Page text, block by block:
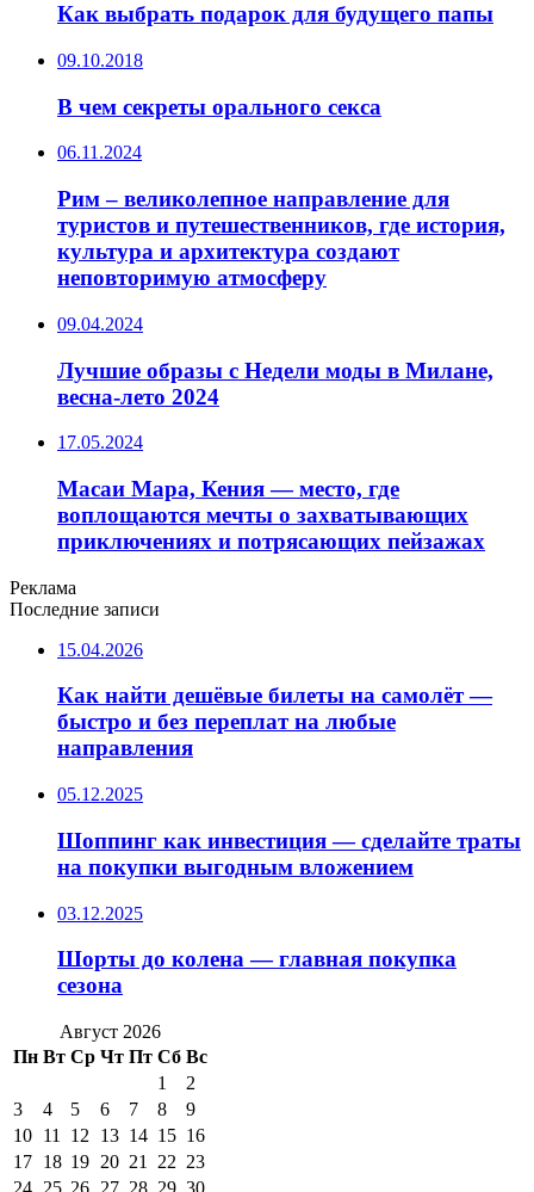
Как выбрать подарок для будущего папы
09.10.2018
В чем секреты орального секса
06.11.2024
Рим – великолепное направление для
туристов и путешественников, где история,
культура и архитектура создают
неповторимую атмосферу
09.04.2024
Лучшие образы с Недели моды в Милане,
весна-лето 2024
17.05.2024
Масаи Мара, Кения — место, где
воплощаются мечты о захватывающих
приключениях и потрясающих пейзажах
Реклама
Последние записи
15.04.2026
Как найти дешёвые билеты на самолёт —
быстро и без переплат на любые
направления
05.12.2025
Шоппинг как инвестиция — сделайте траты
на покупки выгодным вложением
03.12.2025
Шорты до колена — главная покупка
сезона
Август 2026
Пн Вт Ср Чт Пт Сб Вс
1
2
3
4 5 6 7 8
9
10 11 12 13 14 15 16
17 18 19 20 21 22 23
24 25 26 27 28 29 30